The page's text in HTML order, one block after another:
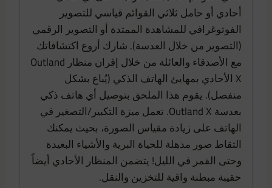
أحادي أو حامل ثلاثي القوائم قياسي للتصوير
الفوتوغرافي للمشاهدة الممتدة أو التصوير الرقمي
(التصوير من خلال العدسة). شارك أروع اكتشافاتك
مع الأصدقاء والعائلة من خلال إقران منظار Outland
X الأحادي بمهايئ الهاتف الذكي (يُباع بشكل
منفصل). يقوم هذا الملحق بتوصيل أي هاتف ذكي
بعدسة Outland X. تعمل ميزة التكبير/التصغير في
الهاتف على زيادة مقياس الصورة، بحيث يمكنك
التقاط صور مذهلة للحياة البرية والأشياء البعيدة
وحتى القمر في الليل! يتضمن المنظار الأحادي أيضاً
حقيبة مبطنة واقية للتخزين والنقل.